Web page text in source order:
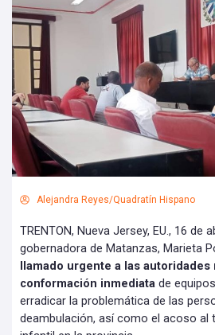
Alejandra Reyes/Quadratín Hispano
TRENTON, Nueva Jersey, EU., 16 de
gobernadora de Matanzas, Marieta
llamado urgente a las
conformación inmediata de
erradicar la problemática de las
deambulación, así como el acoso al